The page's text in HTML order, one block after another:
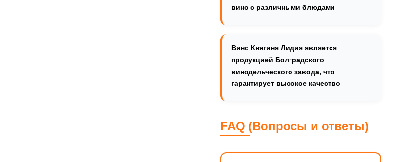
вино с различными блюдами
Вино Княгиня Лидия является
продукцией Болградского
винодельческого завода, что
гарантирует высокое качество
FAQ (Вопросы и ответы)